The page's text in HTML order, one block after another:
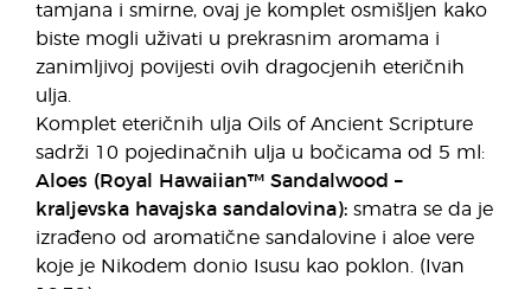
tamjana i smirne, ovaj je komplet osmišljen kako
biste mogli uživati u prekrasnim aromama i
zanimljivoj povijesti ovih dragocjenih eteričnih
ulja.
Komplet eteričnih ulja Oils of Ancient Scripture
sadrži 10 pojedinačnih ulja u bočicama od 5 ml:
Aloes (Royal Hawaiian™ Sandalwood –
kraljevska havajska sandalovina): smatra se da je
izrađeno od aromatične sandalovine i aloe vere
koje je Nikodem donio Isusu kao poklon. (Ivan